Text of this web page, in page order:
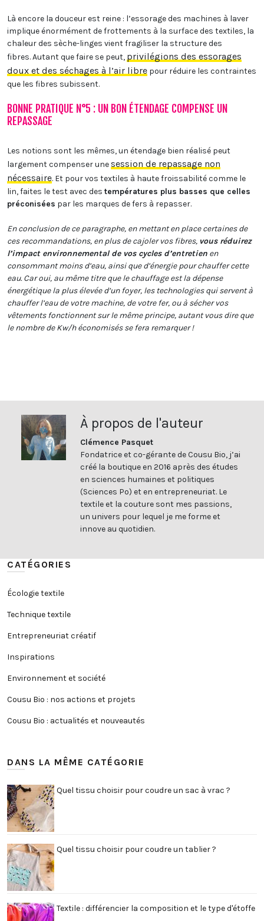
Là encore la douceur est reine : l’essorage des machines à laver
implique énormément de frottements à la surface des textiles, la
chaleur des sèche-linges vient fragiliser la structure des
fibres.Autant que faire se peut, privilégions des essorages
doux et des séchages à l’air libre pour réduire les contraintes
que les fibres subissent.
BONNE PRATIQUE N°5 : UN BON ÉTENDAGE COMPENSE UN
REPASSAGE
Les notions sont les mêmes, un étendage bien réalisé peut
largement compenser unesession de repassage non
nécessaire. Et pour vos textiles à haute froissabilité comme le
lin, faites le test avec des températures plus basses que celles
préconisées par les marques de fers à repasser.
En conclusion de ce paragraphe, en mettant en place certaines de
ces recommandations, en plus de cajoler vos fibres, vous réduirez
l’impact environnemental de vos cycles d’entretien en
consommant moins d’eau, ainsi que d’énergie pour chauffer cette
eau. Car oui, au même titre que le chauffage est la dépense
énergétique la plus élevée d’un foyer, les technologies qui servent à
chauffer l’eau de votre machine, de votre fer, ou à sécher vos
vêtements fonctionnent sur le même principe, autant vous dire que
le nombre de Kw/h économisés se fera remarquer !
À propos de l'auteur
Clémence Pasquet
Fondatrice et co-gérante de Cousu Bio, j’ai
créé la boutique en 2016 après des études
en sciences humaines et politiques
(Sciences Po) et en entrepreneuriat. Le
textile et la couture sont mes passions,
un univers pour lequel je me forme et
innove au quotidien.
CATÉGORIES
Écologie textile
Technique textile
Entrepreneuriat créatif
Inspirations
Environnement et société
Cousu Bio : nos actions et projets
Cousu Bio : actualités et nouveautés
DANS LA MÊME CATÉGORIE
Quel tissu choisir pour coudre un sac à vrac ?
Quel tissu choisir pour coudre un tablier ?
Textile : différencier la composition et le type d'étoffe